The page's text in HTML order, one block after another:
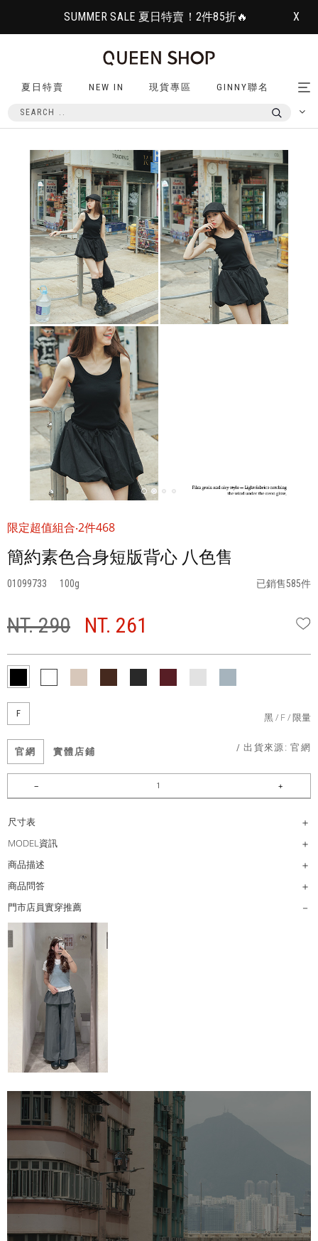
SUMMER SALE 夏日特賣！2件85折🔥 X
夏日特賣 NEW IN 現貨專區 GINNY聯名
限定超值組合‧2件468
簡約素色合身短版背心 八色售
01099733 100 已銷售585件
NT. 290 NT. 261
F 黑 F 限量
官網 實體店鋪 / 出貨來源:官網
尺寸表
MODEL資訊
商品描述
商品問答
門市店員實穿推薦